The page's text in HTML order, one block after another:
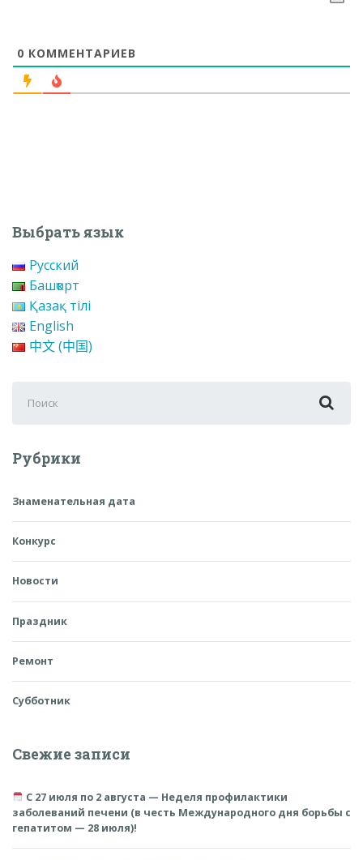
0 КОММЕНТАРИЕВ
Выбрать язык
Русский
Башҡорт
Қазақ тілі
English
中文 (中国)
для:
Рубрики
Знаменательная дата
Конкурс
Новости
Праздник
Ремонт
Субботник
Свежие записи
С 27 июля по 2 августа — Неделя профилактики
заболеваний печени (в честь Международного дня борьбы с
гепатитом — 28 июля)!